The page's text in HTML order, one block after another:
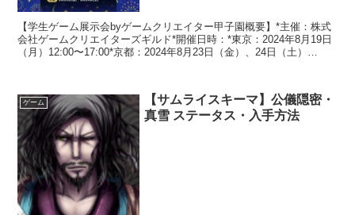
【学生ゲーム展示会byゲームクリエイター甲子園概要】*主催：株式
会社ゲームクリエイターズギルド*開催日時：*東京：2024年8月19日
（月）12:00〜17:00*京都：2024年8月23日（金）、24日（土）
ゲーム
【サムライスキーマ】公儀隠密・
真雪 ステータス・入手方法